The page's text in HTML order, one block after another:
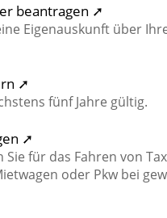
beantragen ➚
Eigenauskunft über
➚
fünf Jahre gültig.
➚
für das Fahren von
oder Pkw bei